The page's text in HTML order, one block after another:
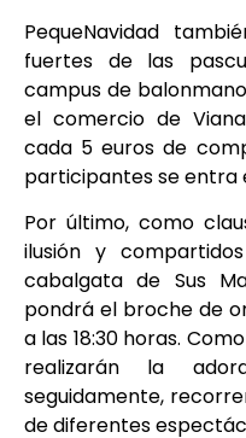
PequeNavidad
fuertes de las
campus de
el comercio de
cada 5 euros de
participantes se entra
Por último, como
ilusión y
cabalgata de Sus
pondrá el broche de
a las 18:30 horas.
realizarán la
seguidamente,
de diferentes